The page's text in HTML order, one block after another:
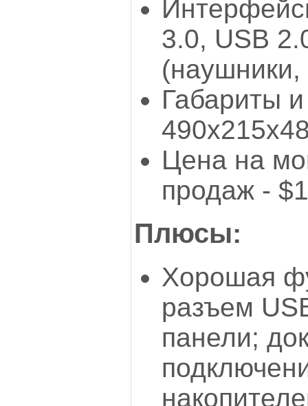
3.0, USB
Габариты
Цена на
продаж -
Плюсы:
Хорошая
разъем
панели;